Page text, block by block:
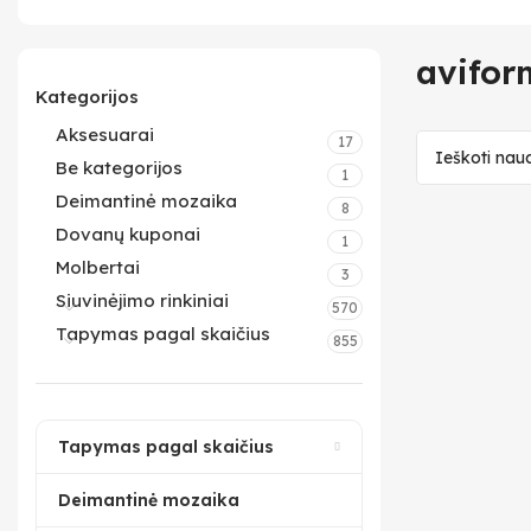
Kategorijos
Aksesuarai
17
Be kategorijos 1
Deimantinė mozaika 8
Dovanų kuponai 1
Molbertai 3
Siuvinėjimo rinkiniai 570
Tapymas pagal skaičius 855
Tapymas pagal skaičius
Deimantinė mozaika